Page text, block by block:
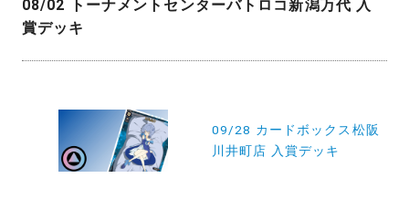
08/02 トーナメントセンターバトロコ新潟万代 入
賞デッキ
09/28 カードボックス松阪
川井町店 入賞デッキ